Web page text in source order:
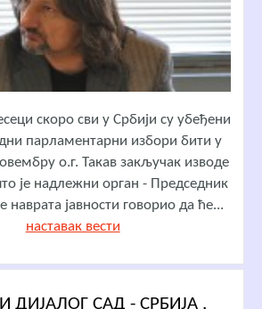
скоро сви у Србији су убеђени
парламентарни избори бити у
о.г. Такав закључак изводе
је надлежни орган - Председник
наврата јавности говорио да ће...
наставак вести
ДИЈАЛОГ САД - СРБИЈА ,